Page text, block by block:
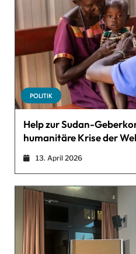
POLITIK
Help zur Sudan-
humanitäre Krise der
13. April 2026